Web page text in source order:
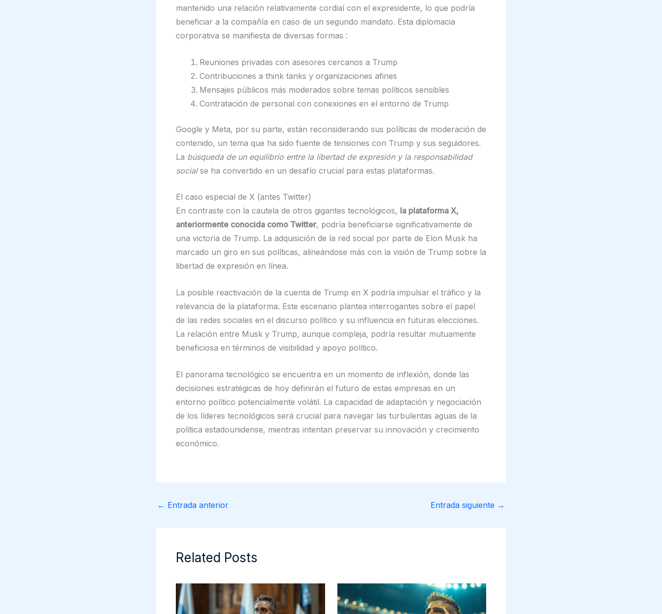
mantenido una relación relativamente cordial con el expresidente, lo que podría
beneficiar a la compañía en caso de un segundo mandato. Esta diplomacia
corporativa se manifiesta de diversas formas :
Reuniones privadas con asesores cercanos a Trump
Contribuciones a think tanks y organizaciones afines
Mensajes públicos más moderados sobre temas políticos sensibles
Contratación de personal con conexiones en el entorno de Trump
Google y Meta, por su parte, están reconsiderando sus políticas de moderación de
contenido, un tema que ha sido fuente de tensiones con Trump y sus seguidores.
La búsqueda de un equilibrio entre la libertad de expresión y la responsabilidad
socialse ha convertido en un desafío crucial para estas plataformas.
El caso especial de X (antes Twitter)
En contraste con la cautela de otros gigantes tecnológicos, la plataforma X,
anteriormente conocida como Twitter, podría beneficiarse significativamente de
una victoria de Trump. La adquisición de la red social por parte de Elon Musk ha
marcado un giro en sus políticas, alineándose más con la visión de Trump sobre la
libertad de expresión en línea.
La posible reactivación de la cuenta de Trump en X podría impulsar el tráfico y la
relevancia de la plataforma. Este escenario plantea interrogantes sobre el papel
de las redes sociales en el discurso político y su influencia en futuras elecciones.
La relación entre Musk y Trump, aunque compleja, podría resultar mutuamente
beneficiosa en términos de visibilidad y apoyo político.
El panorama tecnológico se encuentra en un momento de inflexión, donde las
decisiones estratégicas de hoy definirán el futuro de estas empresas en un
entorno político potencialmente volátil. La capacidad de adaptación y negociación
de los líderes tecnológicos será crucial para navegar las turbulentas aguas de la
política estadounidense, mientras intentan preservar su innovación y crecimiento
económico.
← Entrada anterior Entrada siguiente →
Related Posts